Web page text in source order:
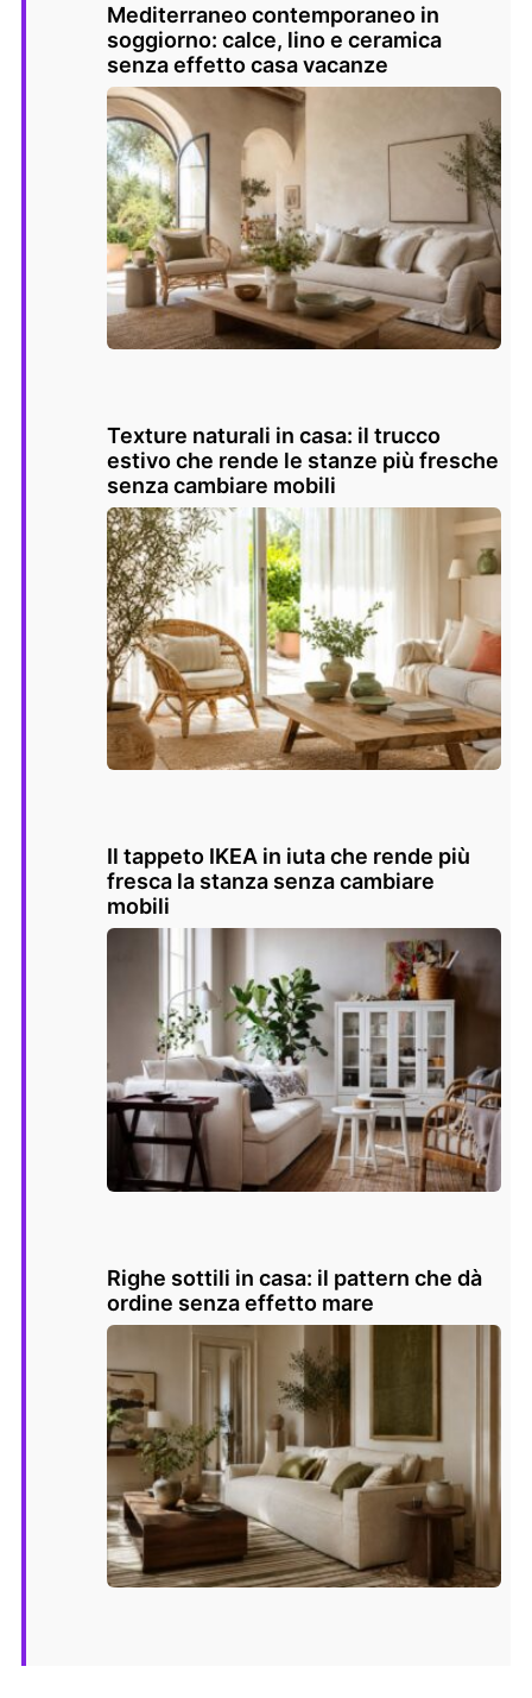
Mediterraneo contemporaneo in
soggiorno: calce, lino e ceramica
senza effetto casa vacanze
Texture naturali in casa: il trucco
estivo che rende le stanze più fresche
senza cambiare mobili
Il tappeto IKEA in iuta che rende più
fresca la stanza senza cambiare
mobili
Righe sottili in casa: il pattern che dà
ordine senza effetto mare